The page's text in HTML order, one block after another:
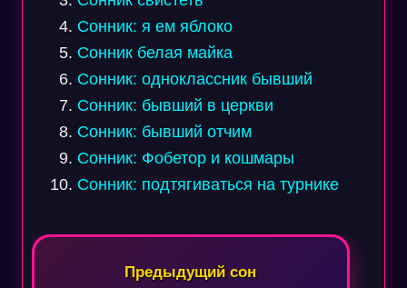
Сонник: я ем яблоко
Сонник белая майка
Сонник: одноклассник бывший
Сонник: бывший в церкви
Сонник: бывший отчим
Сонник: Фобетор и кошмары
Сонник: подтягиваться на турнике
Навигация
Предыдущий сон